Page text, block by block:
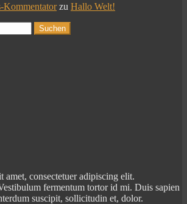
Kommentatorzu Hallo Welt!
amet, consectetuer adipiscing elit.
fermentum tortor id mi. Duis sapien
suscipit, sollicitudin et, dolor.